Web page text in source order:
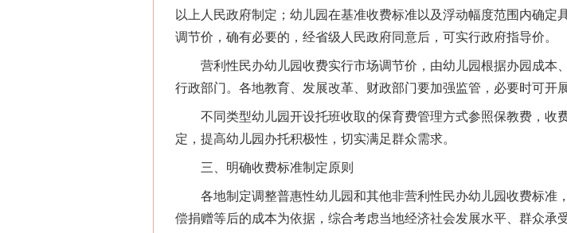
以上人民政府制定；幼儿园在基准收费标准以及浮动幅度范围内确
调节价，确有必要的，经省级人民政府同意后，可实行政府指导价。
营利性民办幼儿园收费实行市场调节价，由幼儿园根据办园成本
行政部门。各地教育、发展改革、财政部门要加强监管，必要时可开
不同类型幼儿园开设托班收取的保育费管理方式参照保教费，收
定，提高幼儿园办托积极性，切实满足群众需求。
三、明确收费标准制定原则
各地制定调整普惠性幼儿园和其他非营利性民办幼儿园收费标准
偿捐赠等后的成本为依据，综合考虑当地经济社会发展水平、群众